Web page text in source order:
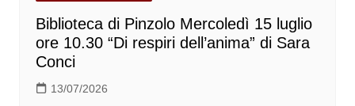
Biblioteca di Pinzolo Mercoledì 15 luglio
ore 10.30 “Di respiri dell’anima” di Sara
Conci
13/07/2026